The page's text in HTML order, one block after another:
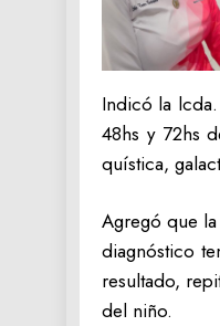
Indicó la
48hs y 72hs
quística,
Agregó que
diagnóstico
resultado,
del niño.